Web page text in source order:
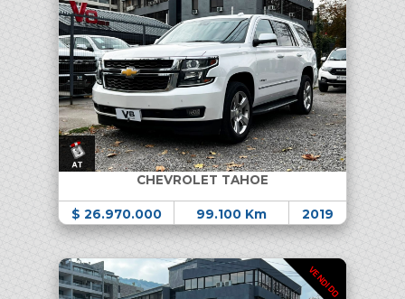
CHEVROLET TAHOE
$ 26.970.000 99.100 Km 2019
VENDIDO